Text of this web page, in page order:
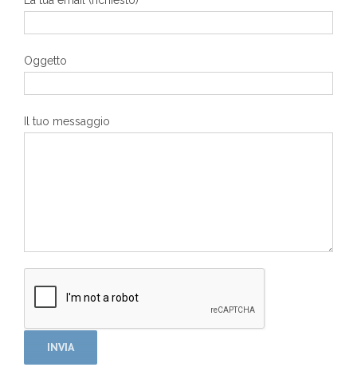
Oggetto
Il tuo messaggio